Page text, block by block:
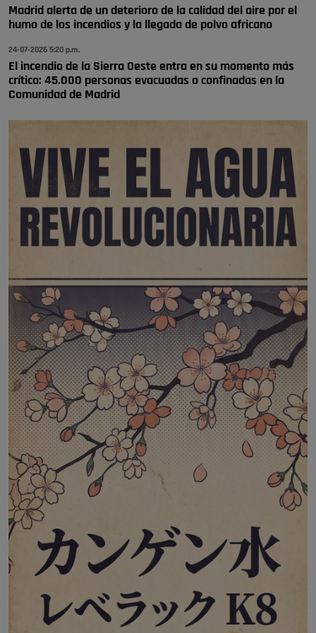
Madrid alerta de un deterioro de la calidad del aire por el
humo de los incendios y la llegada de polvo africano
24-07-2026 5:20 p.m.
El incendio de la Sierra Oeste entra en su momento más
crítico: 45.000 personas evacuadas o confinadas en la
Comunidad de Madrid